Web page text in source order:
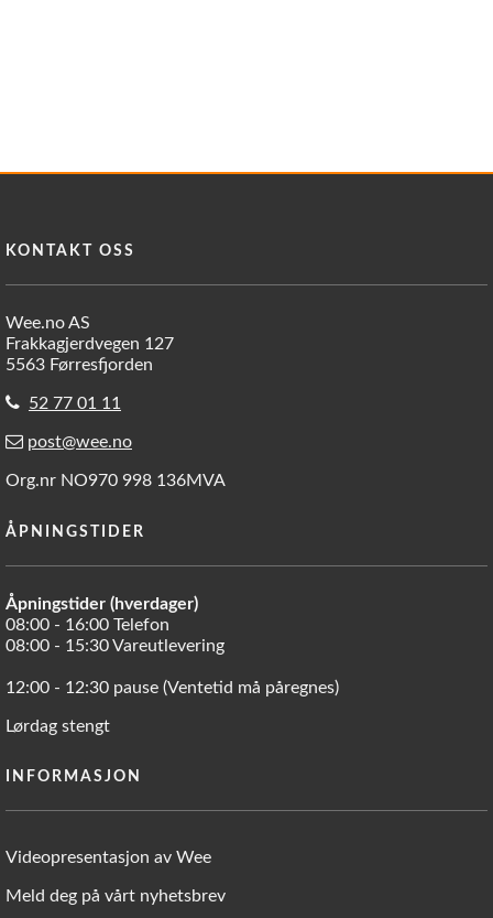
KONTAKT OSS
Wee.no AS
Frakkagjerdvegen 127
5563 Førresfjorden
52 77 01 11
post@wee.no
Org.nr NO970 998 136MVA
ÅPNINGSTIDER
Åpningstider (hverdager)
08:00 - 16:00 Telefon
08:00 - 15:30 Vareutlevering
12:00 - 12:30 pause (Ventetid må påregnes)
Lørdag stengt
INFORMASJON
Videopresentasjon av Wee
Meld deg på vårt nyhetsbrev